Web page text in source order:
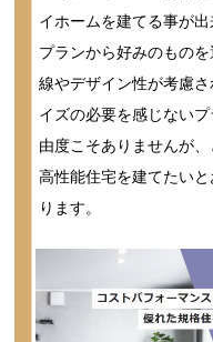
イホームを建てる事が
プランから好みのもの
線やデザイン性が考慮
イズの必要を感じない
由度こそありませんが
高性能住宅を建てたい
ります。